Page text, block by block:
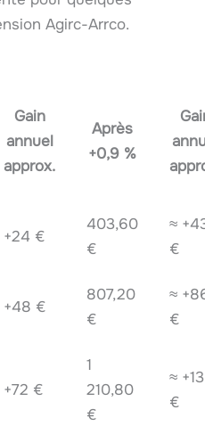
Agirc-Arrco.
Gain
annuel
approx.
Après
+0,9 %
+24 €
403,60
€
≈
€
+48 €
807,20
€
≈
€
+72 €
1
210,80
€
≈
€